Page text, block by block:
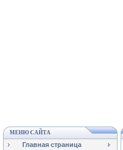
МЕНЮ САЙТА
Главная страница